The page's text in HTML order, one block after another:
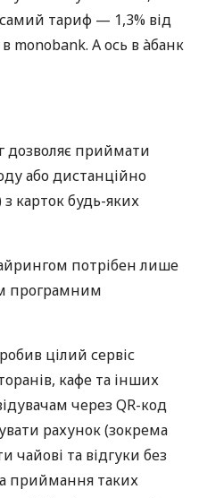
тариф — 1,3% від
monobank. А ось в àбанк
дозволяє приймати
або дистанційно
карток будь-яких
потрібен лише
програмним
цілий сервіс
кафе та інших
через QR-код
рахунок (зокрема
чайові та відгуки без
приймання таких